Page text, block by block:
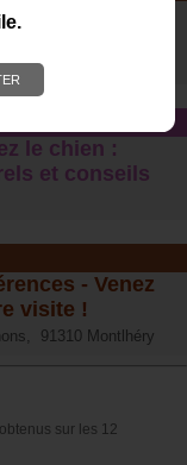
et les soins de
le chien :
et conseil s
- Venez
visite !
91310 Montlhéry
sur les 12